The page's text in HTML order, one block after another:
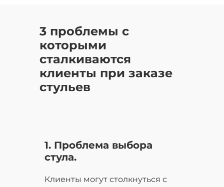
3 проблемы с
которыми
сталкиваются
клиенты при заказе
стульев
1. Проблема выбора
стула.
Клиенты могут столкнуться с